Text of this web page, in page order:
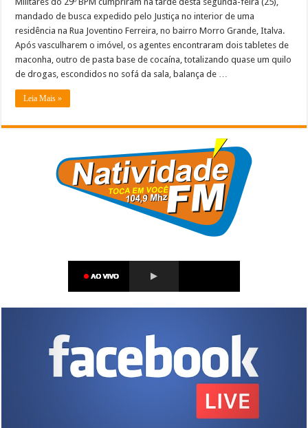
mandado de busca expedido pelo Justiça no interior de uma
residência na Rua Joventino Ferreira, no bairro Morro Grande, Italva.
Após vasculharem o imóvel, os agentes encontraram dois tabletes de
maconha, outro de pasta base de cocaína, totalizando quase um quilo
de drogas, escondidos no sofá da sala, balança de …
Leia Mais »